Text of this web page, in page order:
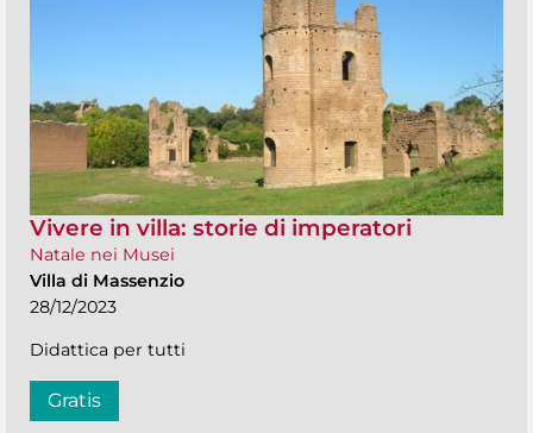
Vivere in villa: storie di imperatori
Natale nei Musei
Villa di Massenzio
28/12/2023
Didattica per tutti
Gratis